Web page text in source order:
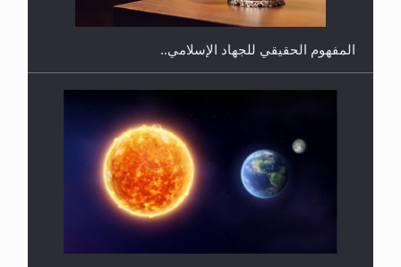
المفهوم الحقيقي للجهاد الإسلامي..